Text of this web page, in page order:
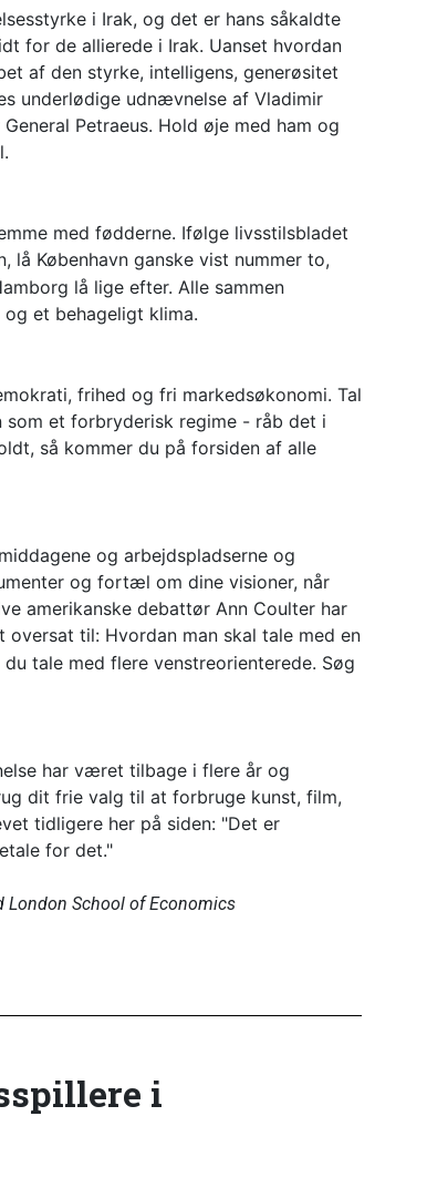
i Irak, og det er hans såkaldte
for de allierede i Irak. Uanset hvordan
af den styrke, intelligens, generøsitet
underlødige udnævnelse af Vladimir
Petraeus. Hold øje med ham og
med fødderne. Ifølge livsstilsbladet
København ganske vist nummer to,
lå lige efter. Alle sammen
et behageligt klima.
frihed og fri markedsøkonomi. Tal
som et forbryderisk regime - råb det i
så kommer du på forsiden af alle
og arbejdspladserne og
og fortæl om dine visioner, når
amerikanske debattør Ann Coulter har
oversat til: Hvordan man skal tale med en
tale med flere venstreorienterede. Søg
har været tilbage i flere år og
dit frie valg til at forbruge kunst, film,
tidligere her på siden: "Det er
for det."
London School of Economics
i